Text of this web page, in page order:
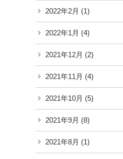
2022年2月 (1)
2022年1月 (4)
2021年12月 (2)
2021年11月 (4)
2021年10月 (5)
2021年9月 (8)
2021年8月 (1)